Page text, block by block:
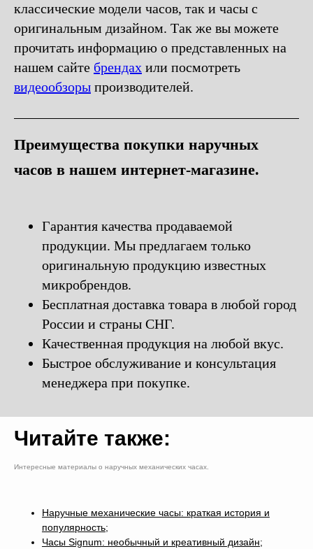
классические модели часов, так и часы с
оригинальным дизайном. Так же вы можете
прочитать информацию о представленных на
нашем сайте брендах или посмотреть
видеообзоры производителей.
Преимущества покупки наручных
часов в нашем интернет-магазине.
Гарантия качества продаваемой
продукции. Мы предлагаем только
оригинальную продукцию известных
микробрендов.
Бесплатная доставка товара в любой город
России и страны СНГ.
Качественная продукция на любой вкус.
Быстрое обслуживание и консультация
менеджера при покупке.
Читайте также:
Интересные материалы о наручных механических часах.
Наручные механические часы: краткая история и
популярность;
Часы Signum: необычный и креативный дизайн;